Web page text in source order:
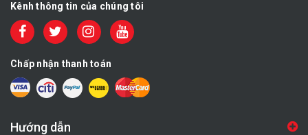
Kênh thông tin của chúng tôi
Chấp nhận thanh toán
Hướng dẫn